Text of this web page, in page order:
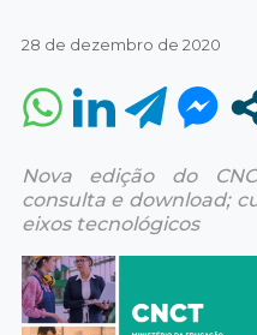
28 de dezembro de 2020
Nova edição do
consulta e download;
eixos tecnológicos